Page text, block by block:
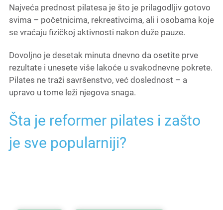
Najveća prednost pilatesa je što je prilagodljiv gotovo
svima – početnicima, rekreativcima, ali i osobama koje
se vraćaju fizičkoj aktivnosti nakon duže pauze.
Dovoljno je desetak minuta dnevno da osetite prve
rezultate i unesete više lakoće u svakodnevne pokrete.
Pilates ne traži savršenstvo, već doslednost – a
upravo u tome leži njegova snaga.
Šta je reformer pilates i zašto
je sve popularniji?